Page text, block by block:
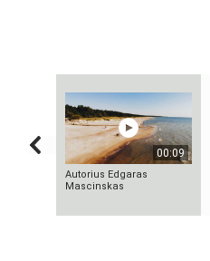
00:09
Autorius Edgaras
Mascinskas